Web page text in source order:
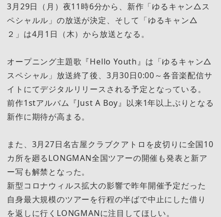
3月29日（月）夜11時6分から、新作「ゆるキャン△ス
ペシャルル」の放送が決定、そして「ゆるキャン△
２」は4月1日（木）から放送となる。
オープニング主題歌『Hello Youth』は「ゆるキャン△
スペシャル」放送終了後、3月30日0:00～各音楽配信サ
イトにてデジタルリリースされる予定となっている。
前作1stアルバム『Just A Boy』以来1年以上ぶりとなる
新作に期待が高まる。
また、3月27日名古屋クラブクアトロを皮切りに全国10
カ所を廻るLONGMAN全国ツアーの開催も発表と新ア
ー写も解禁となった。
新型コロナウィルス拡大の影響で昨年開催予定だった
自身最大規模のツアーを行程の半ばで中止にした借り
を返しに行くLONGMANに注目してほしい。